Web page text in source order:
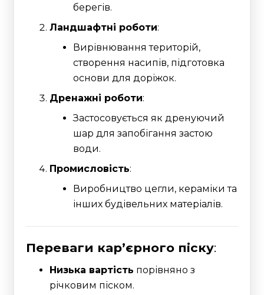
берегів.
Ландшафтні роботи:
Вирівнювання територій,
створення насипів, підготовка
основи для доріжок.
Дренажні роботи:
Застосовується як дренуючий
шар для запобігання застою
води.
Промисловість:
Виробництво цегли, кераміки та
інших будівельних матеріалів.
Переваги кар’єрного піску:
Низька вартість порівняно з
річковим піском.